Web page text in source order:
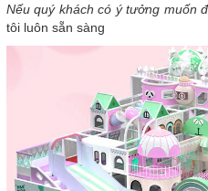
Nếu quý khách có ý tưởng muốn
tôi luôn sẵn sàng